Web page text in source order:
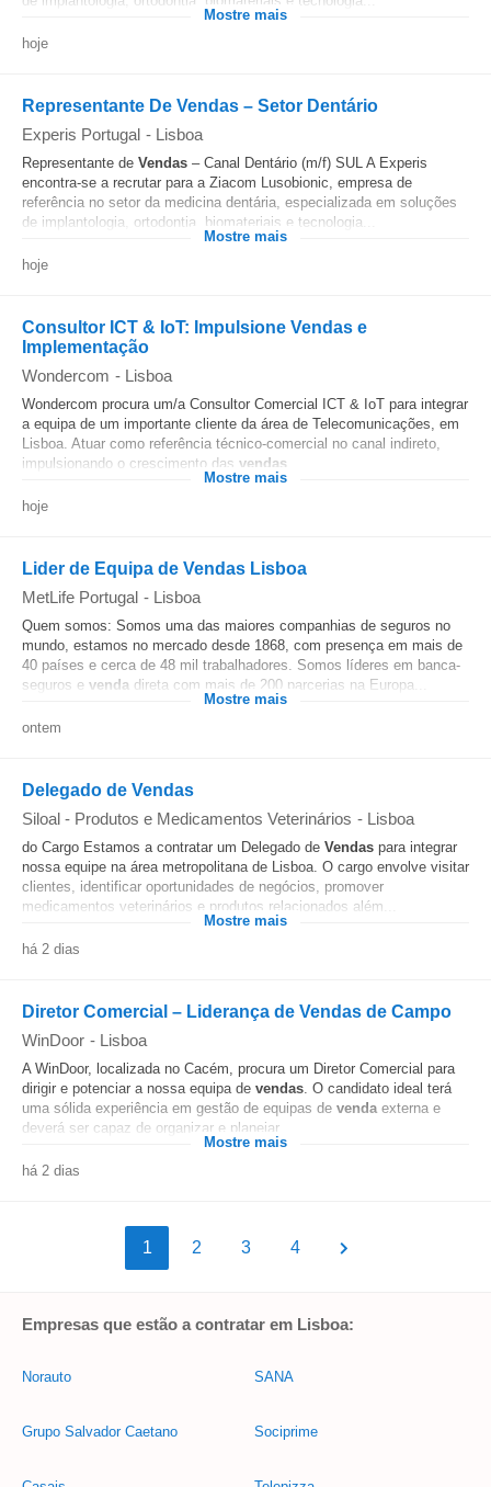
Mostre mais
hoje
Representante De Vendas – Setor Dentário
Experis Portugal - Lisboa
Representante de Vendas – Canal Dentário (m/f) SUL A Experis
encontra-se a recrutar para a Ziacom Lusobionic, empresa de
referência no setor da medicina dentária, especializada em soluções
de implantologia, ortodontia, biomateriais e tecnologia...
Mostre mais
hoje
Consultor ICT & IoT: Impulsione Vendas e
Implementação
Wondercom - Lisboa
Wondercom procura um/a Consultor Comercial ICT & IoT para integrar
a equipa de um importante cliente da área de Telecomunicações, em
Lisboa. Atuar como referência técnico-comercial no canal indireto,
impulsionando o crescimento das vendas
Mostre mais
hoje
Lider de Equipa de Vendas Lisboa
MetLife Portugal - Lisboa
Quem somos: Somos uma das maiores companhias de seguros no
mundo, estamos no mercado desde 1868, com presença em mais de
40 países e cerca de 48 mil trabalhadores. Somos líderes em banca-
seguros e venda direta com mais de 200 parcerias na Europa...
Mostre mais
ontem
Delegado de Vendas
Siloal - Produtos e Medicamentos Veterinários - Lisboa
do Cargo Estamos a contratar um Delegado de Vendas para integrar
nossa equipe na área metropolitana de Lisboa. O cargo envolve visitar
clientes, identificar oportunidades de negócios, promover
medicamentos veterinários e produtos relacionados além...
Mostre mais
há 2 dias
Diretor Comercial – Liderança de Vendas de Campo
WinDoor - Lisboa
A WinDoor, localizada no Cacém, procura um Diretor Comercial para
dirigir e potenciar a nossa equipa de vendas. O candidato ideal terá
uma sólida experiência em gestão de equipas de vendaexterna e
deverá ser capaz de organizar e planejar...
Mostre mais
há 2 dias
1 2 3 4
Empresas que estão a contratar em Lisboa:
Norauto
Grupo Salvador Caetano
SANA
Sociprime